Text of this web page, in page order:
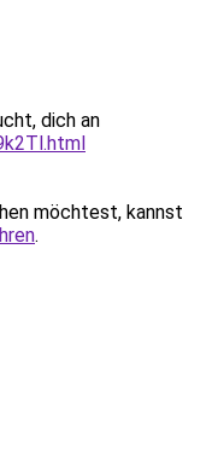
dich an
möchtest, kannst
.